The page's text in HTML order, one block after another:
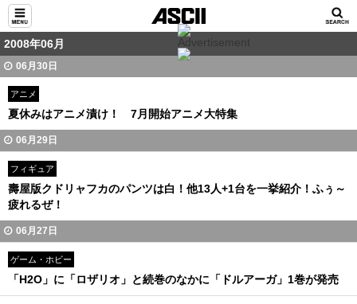
2008年06月
06月30日
アニメ
夏休みはアニメ漬け！ 7月開始アニメ大特集
06月29日
フィギュア
壽屋版クドリャフカのパンツは白！他13人+1台を一挙紹介！ふぅ～
疲れるぜ！
06月27日
ゲーム・ホビー
「H2O」に「ロザリオ」と続巻のなかに「ドルアーガ」1巻が発売